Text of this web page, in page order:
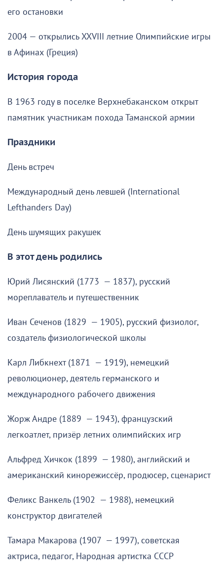
его остановки
2004 — открылись XXVIII летние Олимпийские игры
в Афинах (Греция)
История города
В 1963 году в поселке Верхнебаканском открыт
памятник участникам похода Таманской армии
Праздники
День встреч
Международный день левшей (International
Lefthanders Day)
День шумящих ракушек
В этот день родились
Юрий Лисянский (1773 — 1837), русский
мореплаватель и путешественник
Иван Сеченов (1829 — 1905), русский физиолог,
создатель физиологической школы
Карл Либкнехт (1871 — 1919), немецкий
революционер, деятель германского и
международного рабочего движения
Жорж Андре (1889 — 1943), французский
легкоатлет, призёр летних олимпийских игр
Альфред Хичкок (1899 — 1980), английский и
американский кинорежиссёр, продюсер, сценарист
Феликс Ванкель (1902 — 1988), немецкий
конструктор двигателей
Тамара Макарова (1907 — 1997), советская
актриса, педагог, Народная артистка СССР